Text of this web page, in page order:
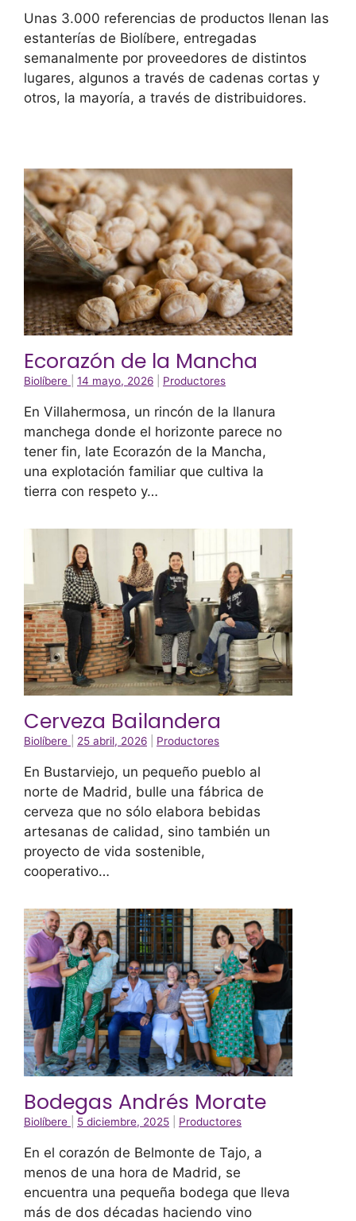
Unas 3.000 referencias de productos llenan las
estanterías de Biolíbere, entregadas
semanalmente por proveedores de distintos
lugares, algunos a través de cadenas cortas y
otros, la mayoría, a través de distribuidores.
Ecorazón de la Mancha
Biolíbere 14 mayo, 2026 Productores
En Villahermosa, un rincón de la llanura
manchega donde el horizonte parece no
tener fin, late Ecorazón de la Mancha,
una explotación familiar que cultiva la
tierra con respeto y…
Cerveza Bailandera
Biolíbere 25 abril, 2026 Productores
En Bustarviejo, un pequeño pueblo al
norte de Madrid, bulle una fábrica de
cerveza que no sólo elabora bebidas
artesanas de calidad, sino también un
proyecto de vida sostenible,
cooperativo…
Bodegas Andrés Morate
Biolíbere 5 diciembre, 2025 Productores
En el corazón de Belmonte de Tajo, a
menos de una hora de Madrid, se
encuentra una pequeña bodega que lleva
más de dos décadas haciendo vino